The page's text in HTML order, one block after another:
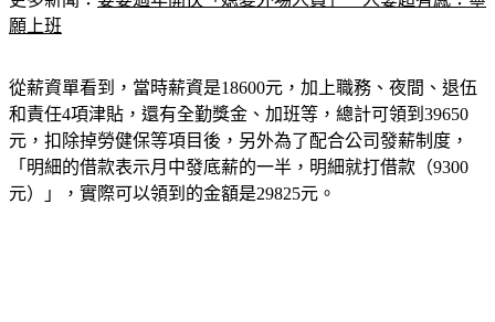
願上班
從薪資單看到，當時薪資是18600元，加上職務、夜間、退伍
和責任4項津貼，還有全勤獎金、加班等，總計可領到39650
元，扣除掉勞健保等項目後，另外為了配合公司發薪制度，
「明細的借款表示月中發底薪的一半，明細就打借款（9300
元）」，實際可以領到的金額是29825元。